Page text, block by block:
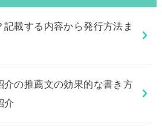
載する内容から発行方法ま
介の推薦文の効果的な書き方
介